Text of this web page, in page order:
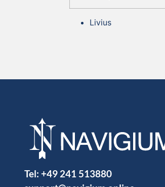
Livius
Tel: +49 241 513880